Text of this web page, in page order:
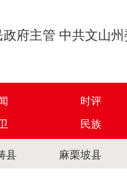
府主管 中共文山
时评
民族
县 麻栗坡县